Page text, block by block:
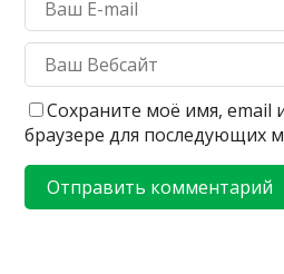
Сохраните моё имя, email
браузере для последующих